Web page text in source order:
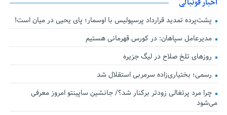
اخبار فوتبالی
پشت‌پرده تمدید قرارداد پرسپولیس با اوسمار؛ پای یحیی در میان است!
مدیرعامل سپاهان: در کورس قهرمانی هستیم
روزهای تلخ صلاح در لیگ جزیره
رسمی؛ بختیاری‌زاده سرمربی استقلال شد
چرا مرد پرتغالی زودتر برکنار شد؟/ جانشین ساپینتو امروز معرفی
می‌شود